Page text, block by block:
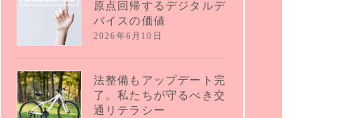
原点回帰するデジタルデ
バイスの価値
2026年6月10日
法整備もアップデート完
了。私たちが守るべき交
通リテラシー